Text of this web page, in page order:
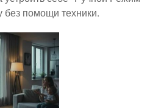
без помощи техники.